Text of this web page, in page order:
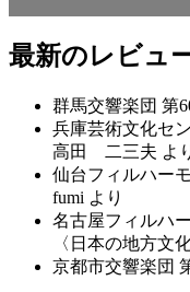
最新のレビュ
群馬交響楽団 第
兵庫芸術文化セ
高田 二三夫 よ
仙台フィルハー
fumi より
名古屋フィルハ
〈日本の地方文
京都市交響楽団